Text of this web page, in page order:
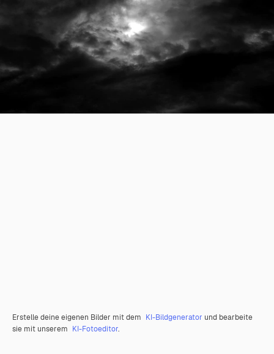
Erstelle deine eigenen Bilder mit dem KI-Bildgenerator und bearbeite
sie mit unserem KI-Fotoeditor.